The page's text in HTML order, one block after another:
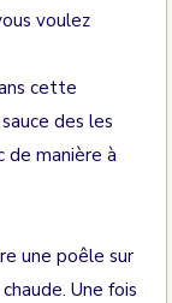
voulez
cette
des les
manière à
une poêle sur
Une fois